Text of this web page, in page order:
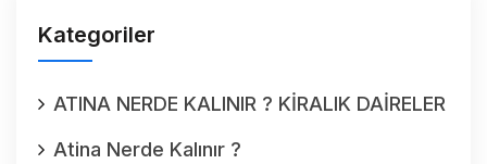
Kategoriler
ATINA NERDE KALINIR ? KİRALIK DAİRELER
Atina Nerde Kalınır ?